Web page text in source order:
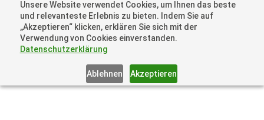
Unsere Website verwendet Cookies, um Ihnen das beste
und relevanteste Erlebnis zu bieten. Indem Sie auf
„Akzeptieren“ klicken, erklären Sie sich mit der
Verwendung von Cookies einverstanden.
Datenschutzerklärung
Ablehnen Akzeptieren
+41 44505 6667 oder +49 157 3598 0006
info@dronelions.academy